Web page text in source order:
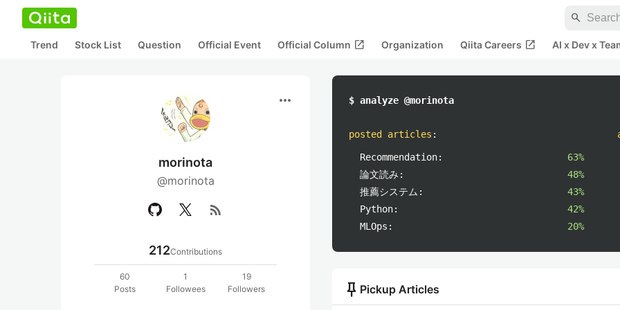
search
Trend Stock List Question Official Event Official Column open_in_new Organization Qiita Careers open_in_new AI x Dev x
more_horiz
morinota
@morinota
rss_feed
212Contributions
60
Posts
1
Followees
19
Followers
$ analyze @morinota
posted articles :
Recommendation:
63%
論文読み:
48%
推薦システム:
43%
Python:
42%
MLOps:
20%
push_pin Pickup Articles